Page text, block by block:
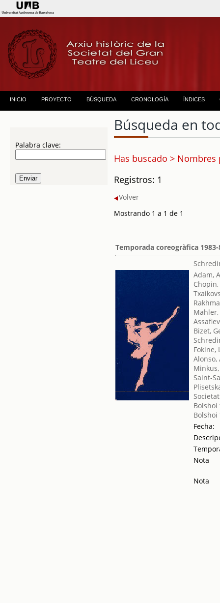
INICIO PROYECTO BÚSQUEDA CRONOLOGÍA ÍNDICES
Palabra clave:
Búsqueda en
Has buscado >
Registros: 1
Volver
Mostrando 1 a 1 de 1
Temporada coreogràfica 1983-
Adam,
Bizet,
Fokine,
Alonso,
Saint-
Bolshoi
Fecha:
Nota
Nota